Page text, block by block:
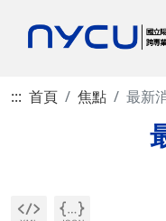
::: 首頁 焦點 最新